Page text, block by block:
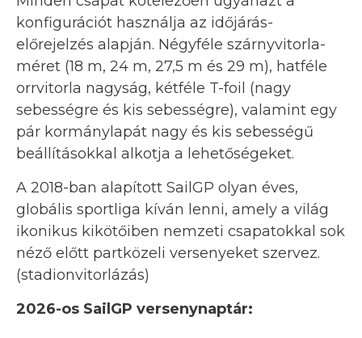
konfigurációt használja az időjárás-
előrejelzés alapján. Négyféle szárnyvitorla-
méret (18 m, 24 m, 27,5 m és 29 m), hatféle
orrvitorla nagyság, kétféle T-foil (nagy
sebességre és kis sebességre), valamint egy
pár kormánylapát nagy és kis sebességű
beállításokkal alkotja a lehetőségeket.
A 2018-ban alapított SailGP olyan éves,
globális sportliga kíván lenni, amely a világ
ikonikus kikötőiben nemzeti csapatokkal sok
néző előtt partközeli versenyeket szervez.
(stadionvitorlázás)
2026-os SailGP versenynaptár: